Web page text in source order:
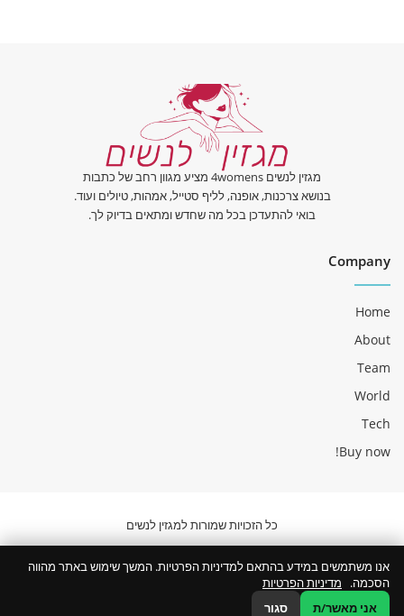
מגזין לנשים 4womens מציע מגוון רחב של כתבות
בנושא צרכנות, אופנה, לליף סטייל, אמהות, טיולים ועוד.
בואי להתעדכן בכל מה שחדש ומתאים בדיוק לך.
Company
Home
About
Team
World
Tech
Buy now!
כל הזכויות שמורות למגזין לנשים
Facebook
אנו משתמשים במידע בהתאם למדיניות הפרטיות. המשך שימוש באתר מהווה
הסכמה. מדיניות הפרטיות
אני מאשר/ת
סגור